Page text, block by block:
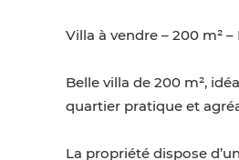
Villa à vendre – 200 m²
Belle villa de 200 m²,
quartier pratique et
La propriété dispose